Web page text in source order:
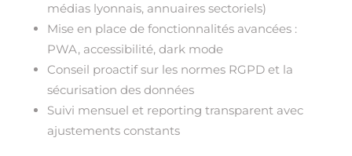
médias lyonnais, annuaires sectoriels)
Mise en place de fonctionnalités avancées :
PWA, accessibilité, dark mode
Conseil proactif sur les normes RGPD et la
sécurisation des données
Suivi mensuel et reporting transparent avec
ajustements constants